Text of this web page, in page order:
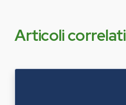
Articoli correlati